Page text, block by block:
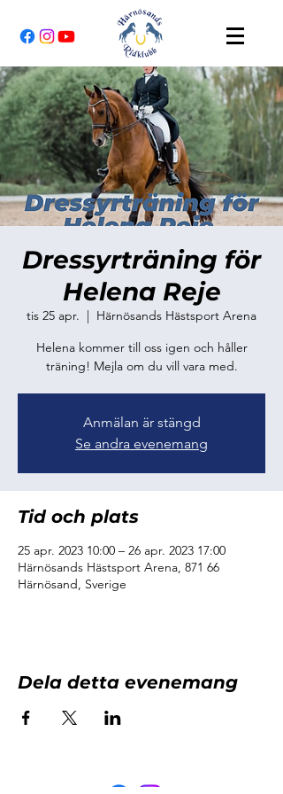
Dressyrträning för
Helena Reje
tis 25 apr.
  |
Härnösands Hästsport Arena
Helena kommer till oss igen och håller
Anmälan är stängd
Se andra evenemang
Tid och plats
25 apr. 2023 10:00 – 26 apr. 2023 17:00
Härnösands Hästsport Arena, 871 66
Härnösand, Sverige
Dela detta evenemang